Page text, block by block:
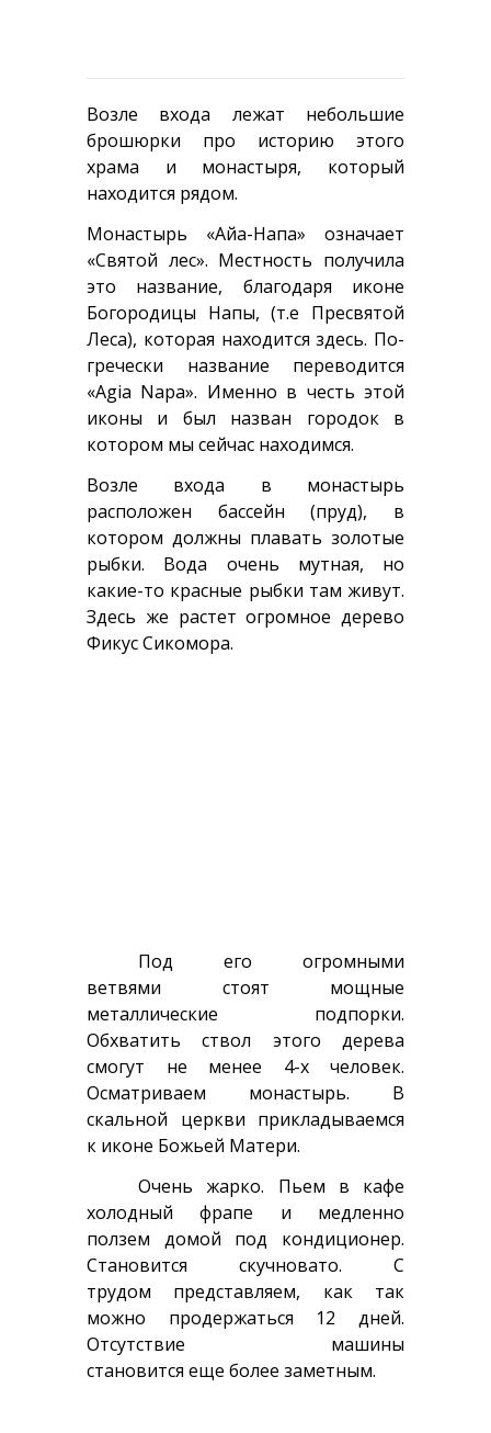
Возле входа лежат небольшие
брошюрки про историю этого
храма и монастыря, который
находится рядом.
Монастырь «Айа-Напа» означает
«Святой лес». Местность получила
это название, благодаря иконе
Богородицы Напы, (т.е Пресвятой
Леса), которая находится здесь. По-
гречески название переводится
«Agia Napa». Именно в честь этой
иконы и был назван городок в
котором мы сейчас находимся.
Возле входа в монастырь
расположен бассейн (пруд), в
котором должны плавать золотые
рыбки. Вода очень мутная, но
какие-то красные рыбки там живут.
Здесь же растет огромное дерево
Фикус Сикомора.
Под его огромными
ветвями стоят мощные
металлические подпорки.
Обхватить ствол этого дерева
смогут не менее 4-х человек.
Осматриваем монастырь. В
скальной церкви прикладываемся
к иконе Божьей Матери.
Очень жарко. Пьем в кафе
холодный фрапе и медленно
ползем домой под кондиционер.
Становится скучновато. С
трудом представляем, как так
можно продержаться 12 дней.
Отсутствие машины
становится еще более заметным.